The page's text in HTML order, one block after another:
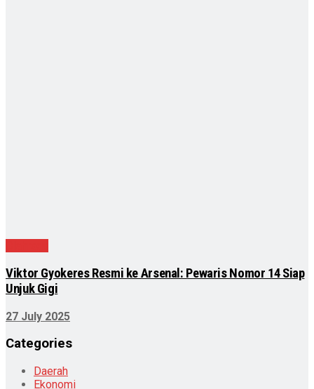
Viktor Gyokeres Resmi ke Arsenal: Pewaris Nomor 14 Siap
Unjuk Gigi
27 July 2025
Categories
Daerah
Ekonomi